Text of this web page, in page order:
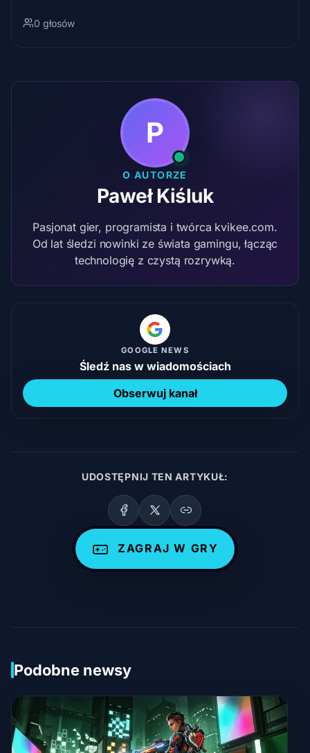
0 głosów
P
O AUTORZE
Paweł Kiśluk
Pasjonat gier, programista i twórca kvikee.com.
Od lat śledzi nowinki ze świata gamingu, łącząc
technologię z czystą rozrywką.
GOOGLE NEWS
Śledź nas w wiadomościach
Obserwuj kanał
UDOSTĘPNIJ TEN ARTYKUŁ:
ZAGRAJ W GRY
Podobne newsy